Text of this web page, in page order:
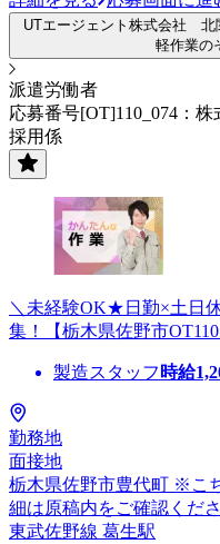
UTエージェント株式会社 北
軽作業の
派遣労働者
応募番号[OT]110_074：
採用係
＼未経験OK★日勤×土日
集！【栃木県佐野市
製造スタッフ 時給
勤務地
面接地
栃木県佐野市豊代町 ※こ
細は原稿内をご確認くださ
東武佐野線 葛生駅